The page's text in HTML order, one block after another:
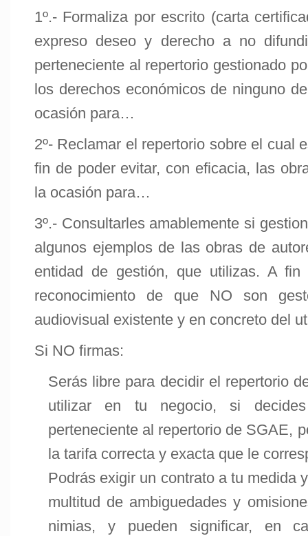
1º.- Formaliza por escrito (carta
expreso deseo y derecho a no
perteneciente al repertorio gestionado
los derechos económicos de ninguno
ocasión para…
2º- Reclamar el repertorio sobre el cual
fin de poder evitar, con eficacia, las
la ocasión para…
3º.- Consultarles amablemente si
algunos ejemplos de las obras de
entidad de gestión, que utilizas. A
reconocimiento de que NO son
audiovisual existente y en concreto del
Si NO firmas:
Serás libre para decidir el repertorio
utilizar en tu negocio, si
perteneciente al repertorio de SGAE,
la tarifa correcta y exacta que le
Podrás exigir un contrato a tu medida
multitud de ambiguedades y
nimias, y pueden significar, en